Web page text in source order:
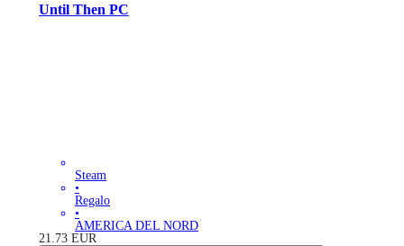
Until Then PC
Steam
•
Regalo
•
AMERICA DEL NORD
21.73 EUR